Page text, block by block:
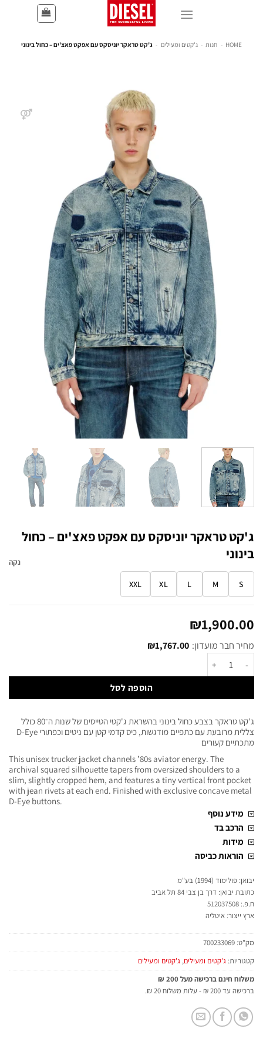
HOME
- חנות - ג'קטים ומעילים - ג'קט טראקר יוניסקס עם אפקט פאצ'ים – כחול בינוני
ג'קט טראקר יוניסקס עם אפקט פאצ'ים – כחול
בינוני
S
M
L
XL
XXL
נקה
₪1,900.00
מחיר חבר מועדון: ₪1,767.00
הוספה לסל
ג'קט טראקר בצבע כחול בינוני בהשראת ג'קטי הטייסים של שנות ה־80 כולל
צללית מרובעת עם כתפיים מודגשות, כיס קדמי קטן עם ניטים וכפתורי D-Eye
מתכתיים קעורים
This unisex trucker jacket channels ’80s aviator energy. The
archival squared silhouette tapers from oversized shoulders to a
slim, slightly cropped hem, and features a tiny vertical front pocket
with jean rivets at each end. Finished with exclusive concave metal
D-Eye buttons.
מידע נוסף
הרכב בד
מידות
הוראות כביסה
יבואן: פולימוד (1994) בע"מ
כתובת יבואן: דרך בן צבי 84 תל אביב
ח.פ.: 512037508
ארץ ייצור: איטליה
מק"ט: 700233069
קטגוריות: ג'קטים ומעילים, ג'קטים ומעילים
משלוח חינם ברכישה מעל 200 ₪
ברכישה עד 200 ₪ - עלות משלוח 20 ₪.